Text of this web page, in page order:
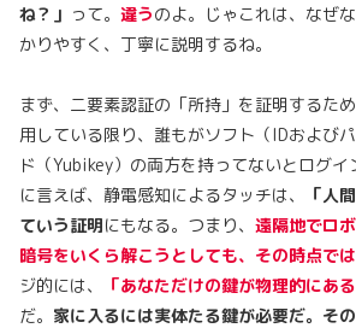
ね？」 って。 違うのよ。じゃこれは、なぜ
かりやすく、丁寧に説明するね。
まず、二要素認証の「所持」を証明するた
用している限り、誰もがソフト（IDおよび
ド（Yubikey）の両方を持ってないとログイ
に言えば、静電感知によるタッチは、
「人
ていう証明にもなる。つまり、 遠隔地でロ
暗号をいくら解こうとしても、その時点で
ジ的には、
「あなただけの鍵が物理的にある
だ。 家に入るには実体たる鍵が必要だ。そ